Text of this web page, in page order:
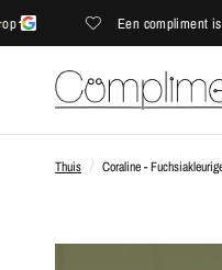
Een compliment is
Thuis / Coraline -